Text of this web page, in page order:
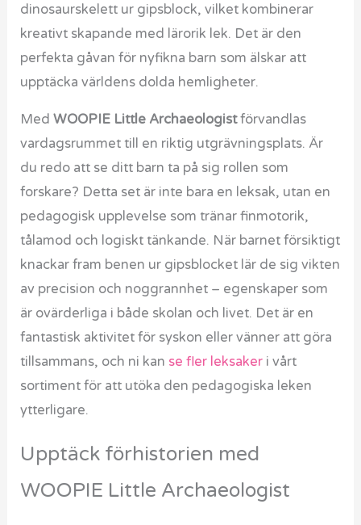
dinosaurskelett ur gipsblock, vilket kombinerar
kreativt skapande med lärorik lek. Det är den
perfekta gåvan för nyfikna barn som älskar att
upptäcka världens dolda hemligheter.
MedWOOPIE Little Archaeologistförvandlas
vardagsrummet till en riktig utgrävningsplats. Är
du redo att se ditt barn ta på sig rollen som
forskare? Detta set är inte bara en leksak, utan en
pedagogisk upplevelse som tränar finmotorik,
tålamod och logiskt tänkande. När barnet försiktigt
knackar fram benen ur gipsblocket lär de sig vikten
av precision och noggrannhet – egenskaper som
är ovärderliga i både skolan och livet. Det är en
fantastisk aktivitet för syskon eller vänner att göra
tillsammans, och ni kan se fler leksaker i vårt
sortiment för att utöka den pedagogiska leken
ytterligare.
Upptäck förhistorien med
WOOPIE Little Archaeologist